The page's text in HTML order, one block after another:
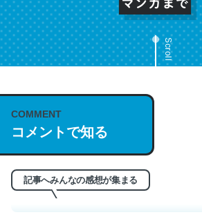
Scroll
COMMENT
コメントで知る
記事へみんなの感想が集まる
これは名文。彼はとてもクレバーなんだ
う。英語少しでも読める人は原文もお勧
れ好き。Let’s Fucking Go. Then